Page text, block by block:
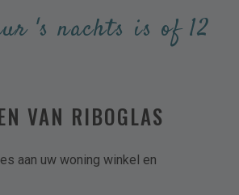
Max. bestandsgrootte:
's nachts is of 12
VAN RIBOGLAS
aan uw woning winkel en